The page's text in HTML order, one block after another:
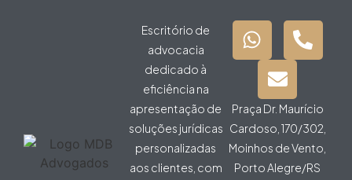
Escritório de
advocacia
dedicado à
eficiência na
apresentação de
soluções jurídicas
personalizadas
aos clientes, com
Praça Dr. Maurício
Cardoso, 170/302,
Moinhos de Vento,
Porto Alegre/RS